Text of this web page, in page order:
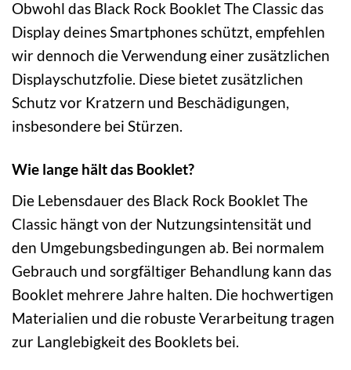
Obwohl das Black Rock Booklet The Classic das
Display deines Smartphones schützt, empfehlen
wir dennoch die Verwendung einer zusätzlichen
Displayschutzfolie. Diese bietet zusätzlichen
Schutz vor Kratzern und Beschädigungen,
insbesondere bei Stürzen.
Wie lange hält das Booklet?
Die Lebensdauer des Black Rock Booklet The
Classic hängt von der Nutzungsintensität und
den Umgebungsbedingungen ab. Bei normalem
Gebrauch und sorgfältiger Behandlung kann das
Booklet mehrere Jahre halten. Die hochwertigen
Materialien und die robuste Verarbeitung tragen
zur Langlebigkeit des Booklets bei.